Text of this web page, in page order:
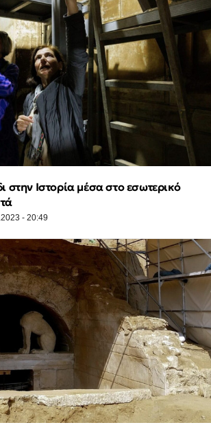
στην Ιστορία μέσα στο εσωτερικό
- 20:49